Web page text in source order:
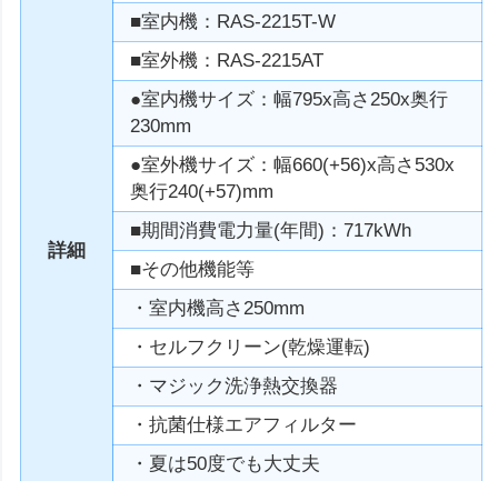
詳細
■室内機：RAS-2215T-W
■室外機：RAS-2215AT
●室内機サイズ：幅795x高さ250x奥行
230mm
●室外機サイズ：幅660(+56)x高さ530x
奥行240(+57)mm
■期間消費電力量(年間)：717kWh
■その他機能等
・室内機高さ250mm
・セルフクリーン(乾燥運転)
・マジック洗浄熱交換器
・抗菌仕様エアフィルター
・夏は50度でも大丈夫